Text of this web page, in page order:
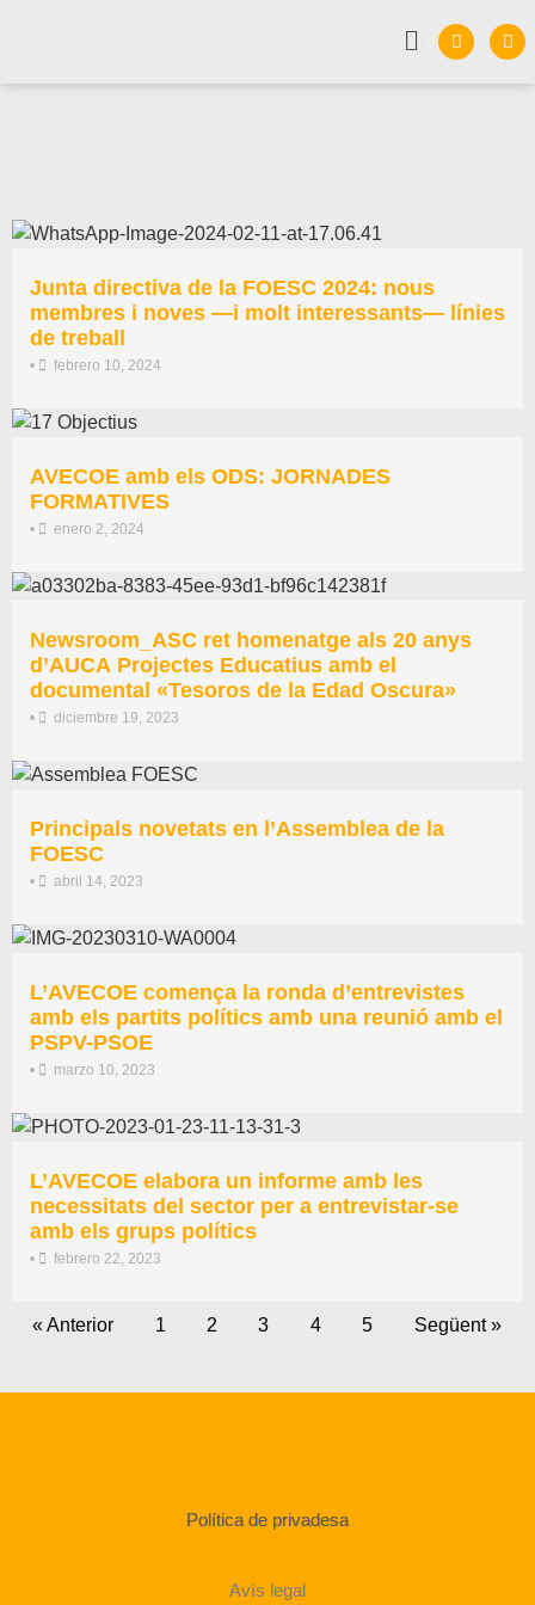
Junta directiva de la FOESC 2024: nous
membres i noves —i molt interessants— línies
de treball
• febrero 10, 2024
AVECOE amb els ODS: JORNADES
FORMATIVES
• enero 2, 2024
Newsroom_ASC ret homenatge als 20 anys
d’AUCA Projectes Educatius amb el
documental «Tesoros de la Edad Oscura»
• diciembre 19, 2023
Principals novetats en l’Assemblea de la
FOESC
• abril 14, 2023
L’AVECOE comença la ronda d’entrevistes
amb els partits polítics amb una reunió amb el
PSPV-PSOE
• marzo 10, 2023
L’AVECOE elabora un informe amb les
necessitats del sector per a entrevistar-se
amb els grups polítics
• febrero 22, 2023
« Anterior 1 2 3 4 5 Següent »
Política de privadesa
Avís legal